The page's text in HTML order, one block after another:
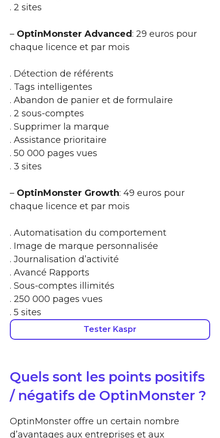
. 2 sites
– OptinMonster Advanced: 29 euros pour
chaque licence et par mois
. Détection de référents
. Tags intelligentes
. Abandon de panier et de formulaire
. 2 sous-comptes
. Supprimer la marque
. Assistance prioritaire
. 50 000 pages vues
. 3 sites
– OptinMonster Growth: 49 euros pour
chaque licence et par mois
. Automatisation du comportement
. Image de marque personnalisée
. Journalisation d’activité
. Avancé Rapports
. Sous-comptes illimités
. 250 000 pages vues
. 5 sites
Tester Kaspr
Quels sont les points positifs
/ négatifs de OptinMonster ?
OptinMonster offre un certain nombre
d’avantages aux entreprises et aux